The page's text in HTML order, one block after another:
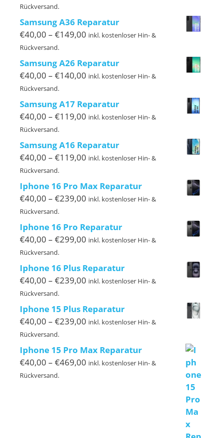
€129,00
Rückversand.
Samsung A36 Reparatur
€40,00 – €149,00 Preisspanne:
€149,00
inkl. kostenloser Hin- &
Rückversand.
Samsung A26 Reparatur
€40,00 – €140,00 Preisspanne:
€140,00
inkl. kostenloser Hin- &
Rückversand.
Samsung A17 Reparatur
€40,00 – €119,00 Preisspanne:
€119,00
inkl. kostenloser Hin- &
Rückversand.
Samsung A16 Reparatur
€40,00 – €119,00 Preisspanne:
bis
€119,00
inkl. kostenloser Hin- &
Rückversand.
Iphone 16 Pro Max Reparatur
€40,00 – €239,00 Preisspanne:
€239,00
inkl. kostenloser Hin- &
Rückversand.
Iphone 16 Pro Reparatur
€40,00 – €299,00 Preisspanne:
bis
€299,00
inkl. kostenloser Hin- &
Rückversand.
Iphone 16 Plus Reparatur
€40,00 – €239,00 Preisspanne:
bis
€239,00
inkl. kostenloser Hin- &
Rückversand.
Iphone 15 Plus Reparatur
€40,00 – €239,00 Preisspanne:
bis
€239,00
inkl. kostenloser Hin- &
Rückversand.
Iphone 15 Pro Max Reparatur
€40,00 – €469,00 Preisspanne:
inkl. kostenloser Hin- &
Rückversand.